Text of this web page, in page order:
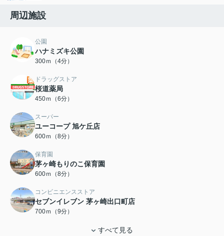
周辺施設
公園
ハナミズキ公園
300ｍ（4分）
ドラッグストア
桜道薬局
450ｍ（6分）
スーパー
ユーコープ 旭ケ丘店
600ｍ（8分）
保育園
茅ヶ崎もりのこ保育園
600ｍ（8分）
コンビニエンスストア
セブンイレブン 茅ヶ崎出口町店
700ｍ（9分）
すべて見る